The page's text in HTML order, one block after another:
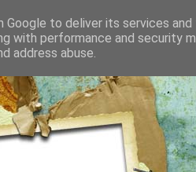
to deliver its services
with performance and security
address abuse.